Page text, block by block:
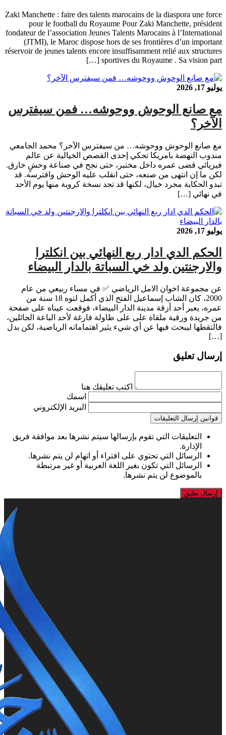
Zaki Manchette : faire des talents marocains de la diaspora une force
pour le football du Royaume Pour Zaki Manchette, président
fondateur de l’association Jeunes Talents Marocains à l’International
(JTMI), le Maroc dispose hors de ses frontières d’un important
réservoir de jeunes talents encore insuffisamment relié aux structures
sportives du Royaume . Sa vision part […]
يوليو 17, 2026
مع صانع الوحوش ووحوشه… فمن سيفترس
الآخر؟
مع صانع الوحوش ووحوشه… من سيفترس الآخر؟ محمد الجامعي
مندوب النهضة بامريكا تحكي إحدى القصص الخيالية عن عالم
فيزيائي قضى عمره داخل مختبر، حتى نجح في صناعة وحشٍ خارق.
لكن ما إن انتهى من صنعه، حتى انقلب عليه الوحش وافترسه. قد
تبدو الحكاية مجرد خيال، لكنها قد تجد نسخة كروية منها يوم الأحد
في نهائي […]
يوليو 17, 2026
الحكم الدي ادار ربع النهائي بين انكلترا
والارجنتين ولد خي السباتة بالدار البيضاء
عن مجموعة اخوان الامل الرياضي ✅ في مساء ربيعي من عام
2000، كان الشاب إسماعيل الفتح الذي أكمل لتوه 18 سنة من
عمره، يعبر أحد أزقة مدينة الدار البيضاء، فوقعت عيناه على صفحة
من جريدة ورقية ملقاة على على طاولة فارغة لأحد الباعة الجائلين،
فالتقطها ليبحث فيها عن أي شيء يثير اهتماماته الرياضية، لكن بدل
[…]
إرسال تعليق
اكتب تعليقك هنا
اسمك
البريد الإلكتروني
قوانين إرسال التعليقات
التعليقات التي تقوم بإرسالها سيتم نشرها بعد موافقة فريق
الإدارة.
الرسائل التي تحتوي على افتراء أو اتهام لن يتم نشرها.
الرسائل التي تكون بغير اللغة العربية أو غير مرتبطة
بالموضوع لن يتم نشرها.